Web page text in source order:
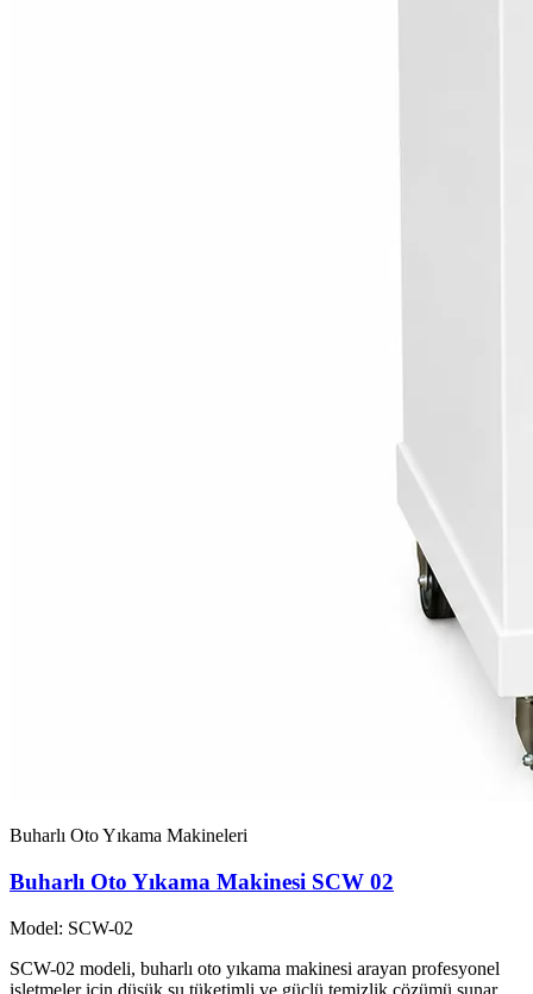
Buharlı Oto Yıkama Makineleri
Buharlı Oto Yıkama Makinesi SCW 02
Model: SCW-02
SCW-02 modeli, buharlı oto yıkama makinesi arayan profesyonel
işletmeler için düşük su tüketimli ve güçlü temizlik çözümü sunar.